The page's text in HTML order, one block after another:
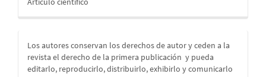
Los autores conservan los derechos de autor y ceden a la
revista el derecho de la primera publicación y pueda
editarlo, reproducirlo, distribuirlo, exhibirlo y comunicarlo